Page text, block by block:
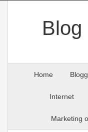
Blog
Home
Internet
Marketing